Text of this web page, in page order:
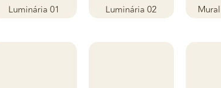
Luminária 01 Luminária 02